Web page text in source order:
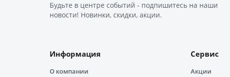
Будьте в центре событий - подпишитесь на наши
новости! Новинки, скидки, акции.
Информация
О компании
Сервис
Акции